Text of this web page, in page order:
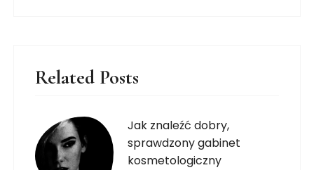
Related Posts
Jak znaleźć dobry,
sprawdzony gabinet
kosmetologiczny